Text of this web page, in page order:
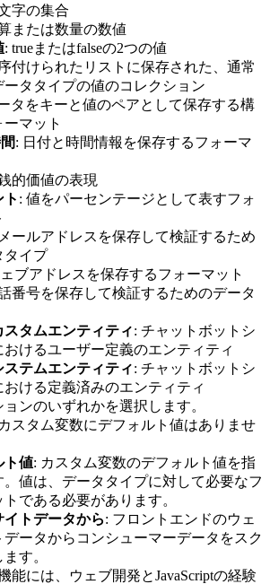
字の集合
または数量の数値
: trueまたはfalseの2つの値
付けられたリストに保存された、通常
ータタイプの値のコレクション
タをキーと値のペアとして保存する構
マット
: 日付と時間情報を保存するフォーマ
的価値の表現
: 値をパーセンテージとして表すフォ
ールアドレスを保存して検証するため
タイプ
ブアドレスを保存するフォーマット
番号を保存して検証するためのデータ
スタムエンティティ: チャットボットシ
おけるユーザー定義のエンティティ
ステムエンティティ: チャットボットシ
おける定義済みのエンティティ
ンのいずれかを選択します。
スタム変数にデフォルト値はありませ
ト値: カスタム変数のデフォルト値を指
。値は、データタイプに対して必要なフ
トである必要があります。
イトデータから: フロントエンドのウェ
データからコンシューマーデータをスク
す。
能には、ウェブ開発とJavaScriptの経験